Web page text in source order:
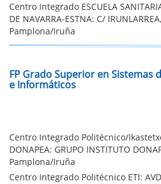
Centro Integrado ESCUELA
DE NAVARRA-ESTNA: C/
Pamplona/Iruña
FP Grado Superior en Sistemas
e Informáticos
Centro Integrado Politécnico/
DONAPEA: GRUPO INSTITUTO
Pamplona/Iruña
Centro Integrado Politécnico ETI: